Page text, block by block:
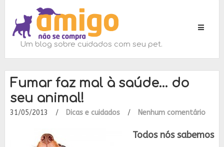
Toggle
Um blog sobre cuidados com seu pet.
Fumar faz mal à saúde… do
seu animal!
31/05/2013 / Dicas e cuidados / Nenhum comentário
Todos nós sabemos